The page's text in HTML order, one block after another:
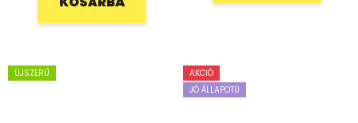
ÚJSZERŰ
AKCIÓ
JÓ ÁLLAPOTÚ